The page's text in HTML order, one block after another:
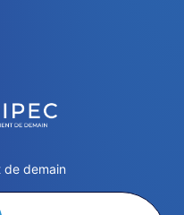
de demain